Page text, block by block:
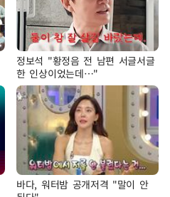
정보석 "황정음 전 남편 서글서글
한 인상이었는데…"
바다, 워터밤 공개저격 "말이 안